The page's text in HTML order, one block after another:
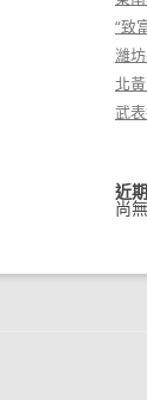
“致
濰
北
武
近
尚